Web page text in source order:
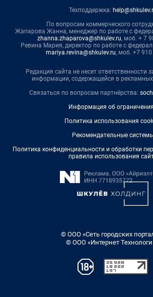
Техподдержка:
По вопросам коммерческого
Жапарова Жанна, менеджер по работе с
zhanna.zhaparova@shkulev.ru, моб. + 7
Ревина Мария, директор по работе с
mariya.revina@shkulev.ru, моб. +7
Редакция сайта не несет ответственности
информации, содержащейся в
Связаться по вопросам партнёрства:
Информация об
Политика использования
Рекомендательные
Политика конфиденциальности и обработки
правила использования
© ООО «Сеть городских
© ООО «Интернет